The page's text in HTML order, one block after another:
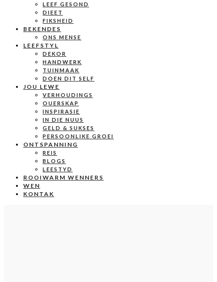
LEEF GESOND
DIEET
FIKSHEID
BEKENDES
ONS MENSE
LEEFSTYL
DEKOR
HANDWERK
TUINMAAK
DOEN DIT SELF
JOU LEWE
VERHOUDINGS
OUERSKAP
INSPIRASIE
IN DIE NUUS
GELD & SUKSES
PERSOONLIKE GROEI
ONTSPANNING
REIS
BLOGS
LEESTYD
ROOIWARM WENNERS
WEN
KONTAK